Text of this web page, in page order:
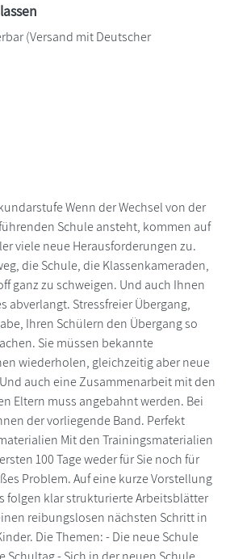
(Versand mit Deutscher
Wenn der Wechsel von der
Schule ansteht, kommen auf
viele neue Herausforderungen zu.
die Schule, die Klassenkameraden,
ganz zu schweigen. Und auch Ihnen
abverlangt. Stressfreier Übergang,
Ihren Schülern den Übergang so
Sie müssen bekannte
wiederholen, gleichzeitig aber neue
auch eine Zusammenarbeit mit den
Eltern muss angebahnt werden. Bei
der vorliegende Band. Perfekt
Mit den Trainingsmaterialien
100 Tage weder für Sie noch für
Problem. Auf eine kurze Vorstellung
folgen klar strukturierte Arbeitsblätter
reibungslosen nächsten Schritt in
Die Themen: - Die neue Schule